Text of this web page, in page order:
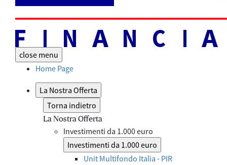
close menu
Home Page
La Nostra Offerta
Torna indietro
La Nostra Offerta
Investimenti da 1.000 euro
Investimenti da 1.000 euro
Unit Multifondo Italia - PIR